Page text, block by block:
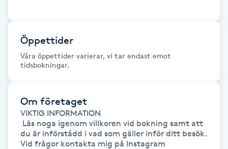
Färgning
Föning
Gelenaglar
Gellack
Öppettider
Våra öppettider varierar, vi tar endast emot
tidsbokningar.
Om företaget
VIKTIG INFORMATION
du är införstådd i vad som gäller inför ditt besök.
Vid frågor kontakta mig på Instagram